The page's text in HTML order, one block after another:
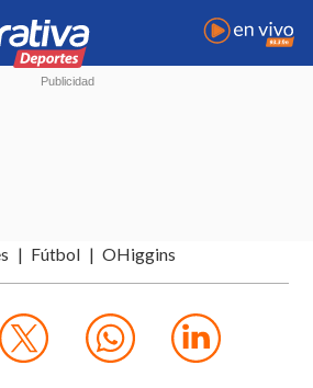
Fútbol OHiggins